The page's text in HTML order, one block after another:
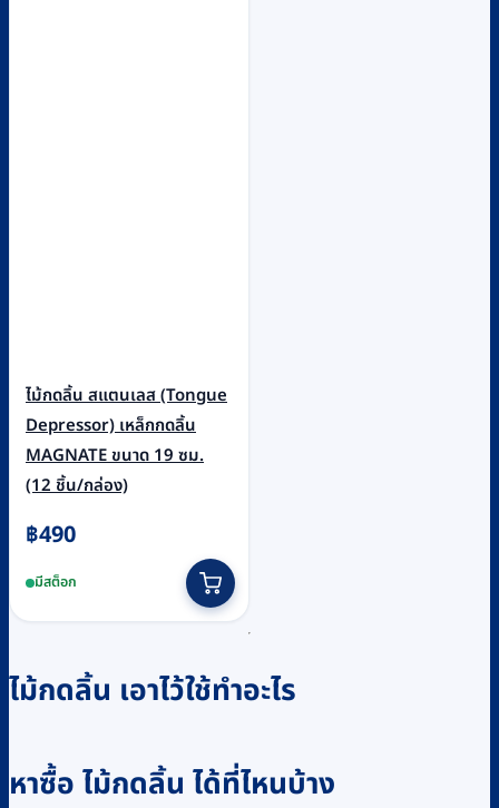
ไม้กดลิ้น สแตนเลส (Tongue
Depressor) เหล็กกดลิ้น
MAGNATE ขนาด 19 ซม.
(12 ชิ้น/กล่อง)
฿490
มีสต็อก
ไม้กดลิ้น เอาไว้ใช้ทำอะไร
หาซื้อ ไม้กดลิ้น ได้ที่ไหนบ้าง